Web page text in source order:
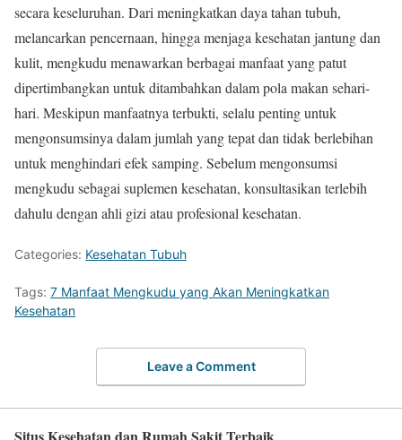
secara keseluruhan. Dari meningkatkan daya tahan tubuh,
melancarkan pencernaan, hingga menjaga kesehatan jantung dan
kulit, mengkudu menawarkan berbagai manfaat yang patut
dipertimbangkan untuk ditambahkan dalam pola makan sehari-
hari. Meskipun manfaatnya terbukti, selalu penting untuk
mengonsumsinya dalam jumlah yang tepat dan tidak berlebihan
untuk menghindari efek samping. Sebelum mengonsumsi
mengkudu sebagai suplemen kesehatan, konsultasikan terlebih
dahulu dengan ahli gizi atau profesional kesehatan.
Categories: Kesehatan Tubuh
Tags: 7 Manfaat Mengkudu yang Akan Meningkatkan
Kesehatan
Leave a Comment